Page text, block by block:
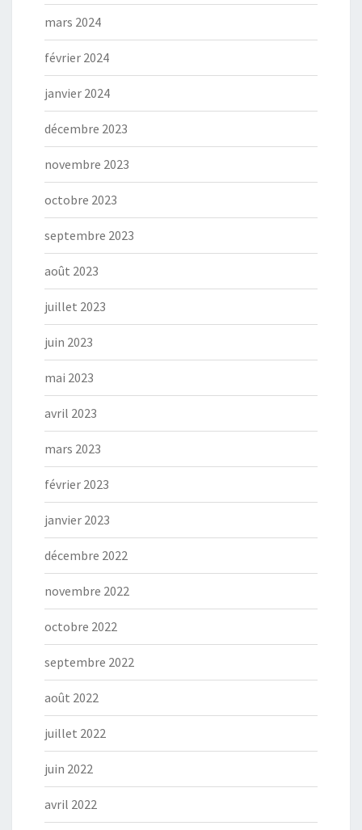
mars 2024
février 2024
janvier 2024
décembre 2023
novembre 2023
octobre 2023
septembre 2023
août 2023
juillet 2023
juin 2023
mai 2023
avril 2023
mars 2023
février 2023
janvier 2023
décembre 2022
novembre 2022
octobre 2022
septembre 2022
août 2022
juillet 2022
juin 2022
avril 2022